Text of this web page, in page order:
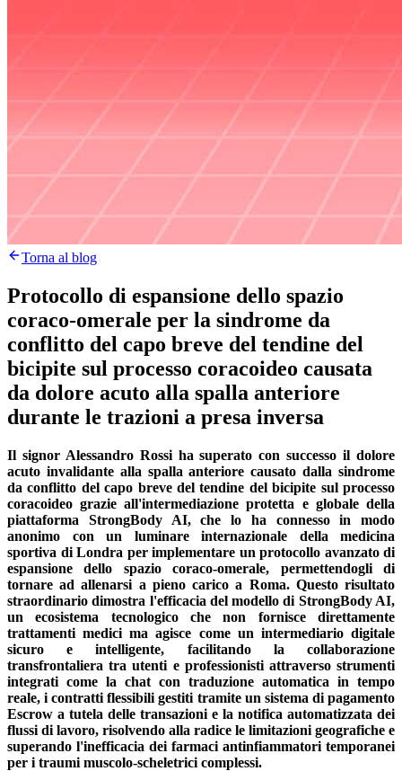
Torna al blog
Protocollo di espansione dello spazio
coraco-omerale per la sindrome da
conflitto del capo breve del tendine del
bicipite sul processo coracoideo causata
da dolore acuto alla spalla anteriore
durante le trazioni a presa inversa
Il signor Alessandro Rossi ha superato con successo il dolore
acuto invalidante alla spalla anteriore causato dalla sindrome
da conflitto del capo breve del tendine del bicipite sul processo
coracoideo grazie all'intermediazione protetta e globale della
piattaforma StrongBody AI, che lo ha connesso in modo
anonimo con un luminare internazionale della medicina
sportiva di Londra per implementare un protocollo avanzato di
espansione dello spazio coraco-omerale, permettendogli di
tornare ad allenarsi a pieno carico a Roma. Questo risultato
straordinario dimostra l'efficacia del modello di StrongBody AI,
un ecosistema tecnologico che non fornisce direttamente
trattamenti medici ma agisce come un intermediario digitale
sicuro e intelligente, facilitando la collaborazione
transfrontaliera tra utenti e professionisti attraverso strumenti
integrati come la chat con traduzione automatica in tempo
reale, i contratti flessibili gestiti tramite un sistema di pagamento
Escrow a tutela delle transazioni e la notifica automatizzata dei
flussi di lavoro, risolvendo alla radice le limitazioni geografiche e
superando l'inefficacia dei farmaci antinfiammatori temporanei
per i traumi muscolo-scheletrici complessi.